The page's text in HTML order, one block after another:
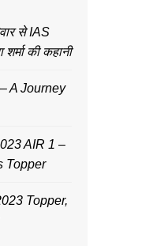
से IAS
की कहानी
A Journey
AIR 1 –
Topper
Topper,